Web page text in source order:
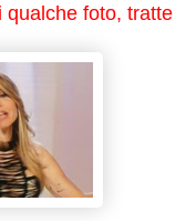
qualche foto, tratte